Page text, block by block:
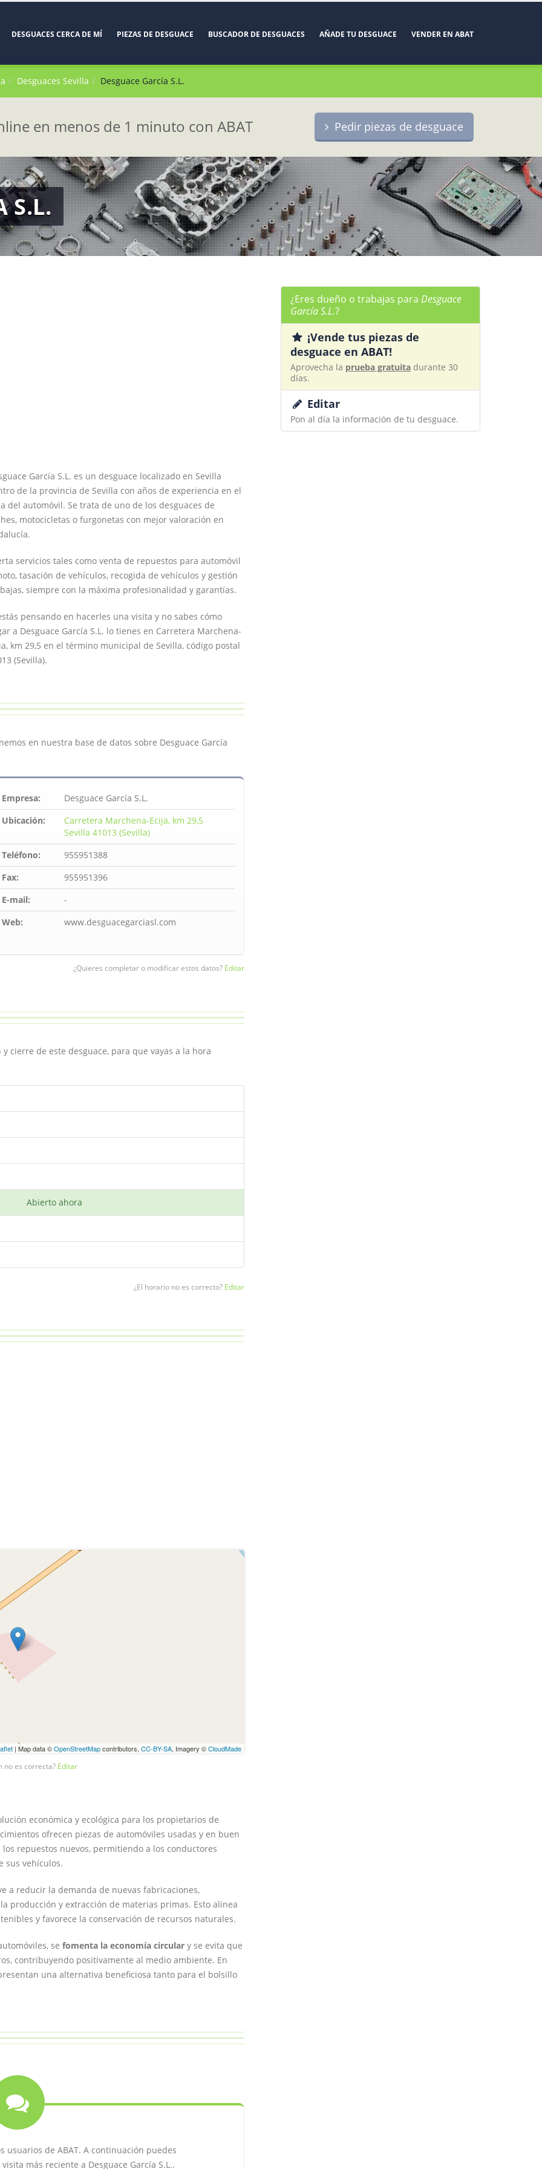
DESGUACES CERCA DE MÍ PIEZAS DE DESGUACE BUSCADOR DE DESGUACES AÑADE TU DESGUACE VENDER EN ABAT
Desguaces Sevilla Desguace García S.L.
en menos de 1 minuto con ABAT Pedir piezas de desguace
S.L.
García S.L. es un desguace localizado en Sevilla
de la provincia de Sevilla con años de experiencia en el
del automóvil. Se trata de uno de los desguaces de
motocicletas o furgonetas con mejor valoración en
servicios tales como venta de repuestos para automóvil
tasación de vehículos, recogida de vehículos y gestión
siempre con la máxima profesionalidad y garantías.
pensando en hacerles una visita y no sabes cómo
a Desguace García S.L. lo tienes en Carretera Marchena-
km 29,5 en el término municipal de Sevilla, código postal
(Sevilla).
en nuestra base de datos sobre Desguace García
Empresa:
Desguace García S.L.
Ubicación:
Carretera Marchena-Ecija, km 29,5
Sevilla 41013 (Sevilla)
Teléfono:
955951388
Fax:
955951396
E-mail:
-
Web:
www.desguacegarciasl.com
¿Quieres completar o modificar estos datos? Editar
cierre de este desguace, para que vayas a la hora
Abierto ahora
¿El horario no es correcto? Editar
| Map data ©OpenStreetMapcontributors, CC-BY-SA, Imagery ©CloudMade
no es correcta? Editar
económica y ecológica para los propietarios de
ofrecen piezas de automóviles usadas y en buen
repuestos nuevos, permitiendo a los conductores
sus vehículos.
a reducir la demanda de nuevas fabricaciones,
producción y extracción de materias primas. Esto alinea
y favorece la conservación de recursos naturales.
se fomenta la economía circular y se evita que
contribuyendo positivamente al medio ambiente. En
una alternativa beneficiosa tanto para el bolsillo
de ABAT. A continuación puedes
más reciente a Desguace García S.L..
¿Eres dueño o trabajas para Desguace
García S.L.?
¡Vende tus piezas de
desguace en ABAT!
Aprovecha la prueba gratuita durante 30
días.
Editar
Pon al día la información de tu desguace.